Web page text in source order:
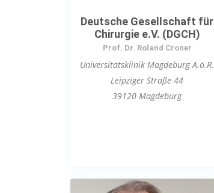
Deutsche Gesellschaft für
Chirurgie e.V. (DGCH)
Prof. Dr. Roland Croner
Universitätsklinik Magdeburg A.ö.R.
Leipziger Straße 44
39120 Magdeburg